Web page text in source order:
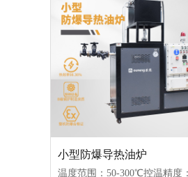
小型防爆导热油炉